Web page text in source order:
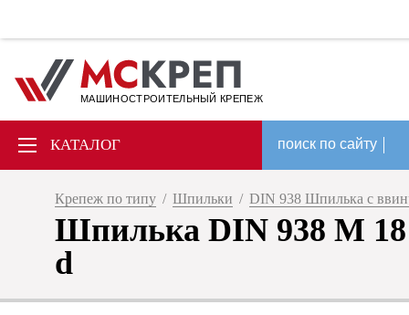
МАШИНОСТРОИТЕЛЬНЫЙ КРЕПЕЖ
КАТАЛОГ поиск по сайту
Крепеж по типу / Шпильки / DIN 938 Шпилька с
Шпилька DIN 938 M 18
d